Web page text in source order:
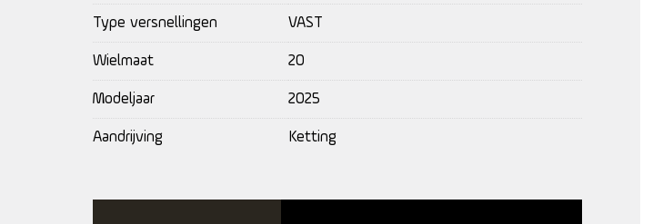
Type versnellingen VAST
Wielmaat 20
Modeljaar 2025
Aandrijving Ketting